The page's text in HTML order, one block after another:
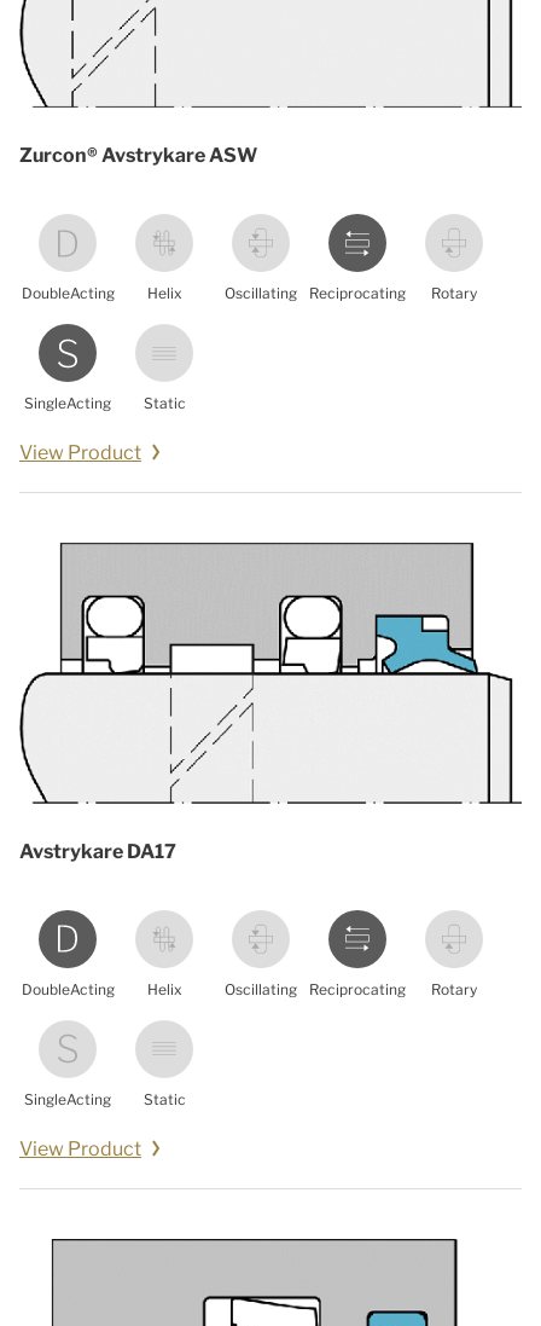
Zurcon® Avstrykare ASW
DoubleActing Helix Oscillating Reciprocating Rotary
SingleActing Static
View Product
Avstrykare DA17
DoubleActing Helix Oscillating Reciprocating Rotary
SingleActing Static
View Product